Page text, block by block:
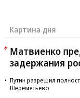
Картина дня
Матвиенко
задержания
Путин разрешил
Шереметьево